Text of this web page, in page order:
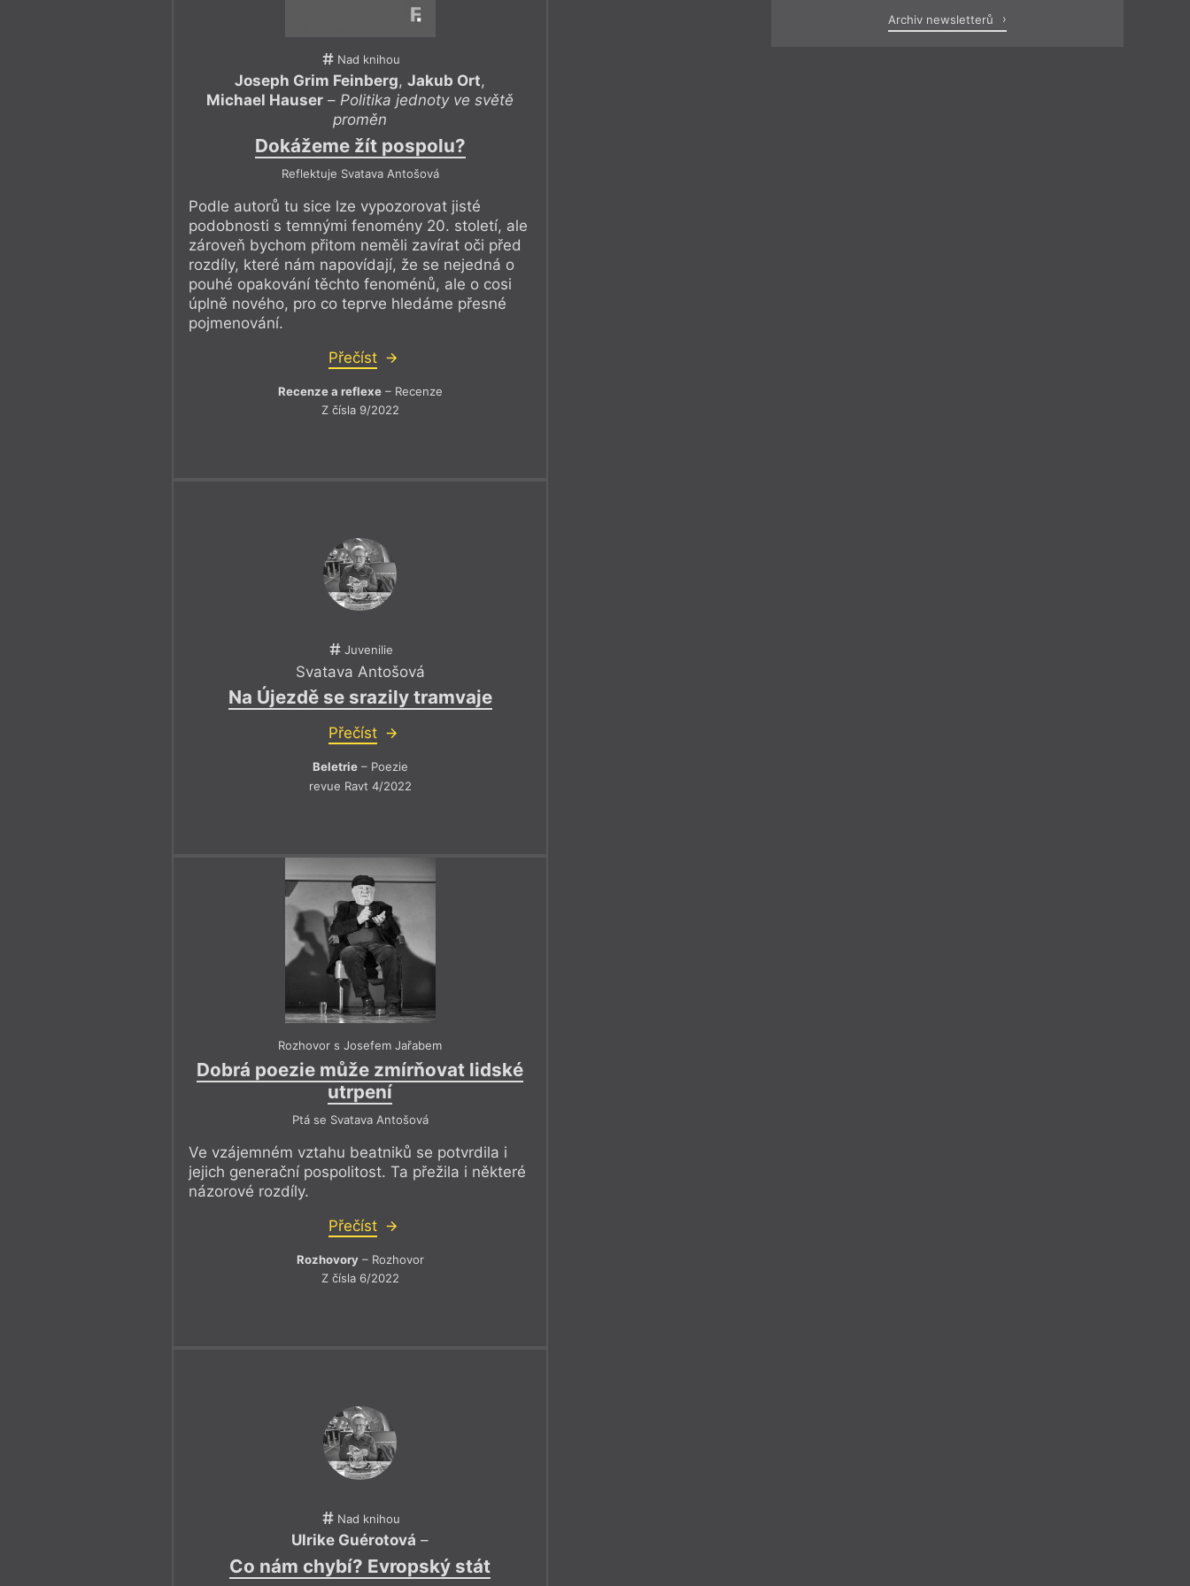
Nad knihou
Joseph Grim Feinberg,Jakub Ort,
Michael Hauser –Politika jednoty ve světě
proměn
Dokážeme žít pospolu?
Reflektuje Svatava Antošová
Podle autorů tu sice lze vypozorovat jisté
podobnosti s temnými fenomény 20. století, ale
zároveň bychom přitom neměli zavírat oči před
rozdíly, které nám napovídají, že se nejedná o
pouhé opakování těchto fenoménů, ale o cosi
úplně nového, pro co teprve hledáme přesné
pojmenování.
Přečíst
Recenze a reflexe– Recenze
Z čísla 9/2022
Juvenilie
Svatava Antošová
Na Újezdě se srazily tramvaje
Přečíst
Beletrie– Poezie
revue Ravt 4/2022
Rozhovor s Josefem Jařabem
Dobrá poezie může zmírňovat lidské
utrpení
Ptá se Svatava Antošová
Ve vzájemném vztahu beatniků se potvrdila i
jejich generační pospolitost. Ta přežila i některé
názorové rozdíly.
Přečíst
Rozhovory– Rozhovor
Z čísla 6/2022
Nad knihou
Ulrike Guérotová –
Co nám chybí? Evropský stát
Archiv newsletterů